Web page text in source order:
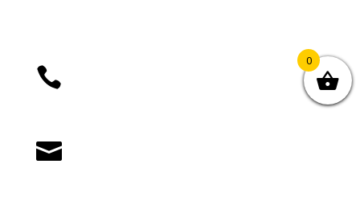


0